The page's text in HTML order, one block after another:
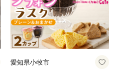
愛知県小牧市